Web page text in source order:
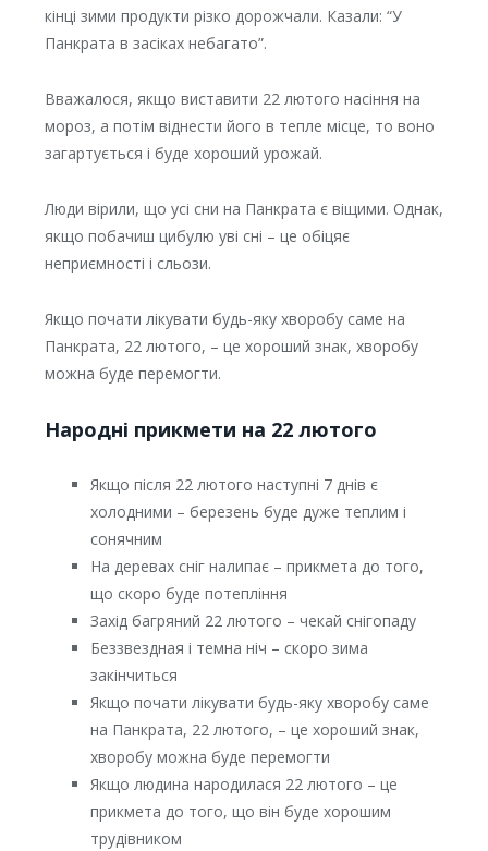
кінці зими продукти різко дорожчали. Казали: “У
Панкрата в засіках небагато”.
Вважалося, якщо виставити 22 лютого насіння на
мороз, а потім віднести його в тепле місце, то воно
загартується і буде хороший урожай.
Люди вірили, що усі сни на Панкрата є вiщими. Однак,
якщо побачиш цибулю уві сні – це обіцяє
непpиємності і сльози.
Якщо почати лікувати будь-яку хвоpoбу саме на
Панкрата, 22 лютого, – це хороший знак, хвоpoбу
можна буде перемогти.
Народні прикмети на 22 лютого
Якщо після 22 лютого наступні 7 днів є
холодними – березень буде дуже теплим і
сонячним
На деревах сніг налипає – прикмета до того,
що скоро буде потепління
Захід багряний 22 лютого – чекай снігопаду
Беззвездная і темна ніч – скоро зима
закінчиться
Якщо почати лікувати будь-яку хворобу саме
на Панкрата, 22 лютого, – це хороший знак,
хворобу можна буде перемогти
Якщо людина народилася 22 лютого – це
прикмета до того, що він буде хорошим
трудівником